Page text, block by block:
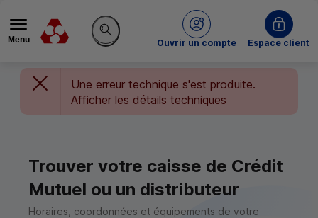
Menu
Rechercher sur le site
Ouvrir un compte
du Crédit MutuelEspace client
Une erreur technique s'est produite.
Afficher les détails techniques
Trouver votre caisse de Crédit
Mutuel ou un distributeur
Horaires, coordonnées et équipements de votre